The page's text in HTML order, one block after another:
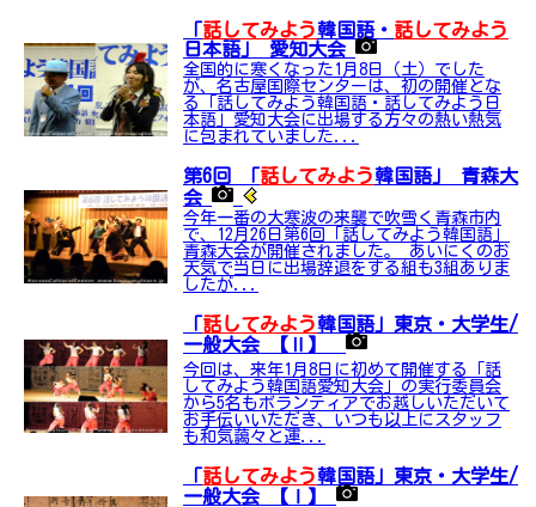
「話してみよう韓国語・ 話してみよう
日本語」 愛知大会
全国的に寒くなった1月8日（土）でした
が、名古屋国際センターは、初の開催とな
る「話してみよう韓国語・話してみよう日
本語」愛知大会に出場する方々の熱い熱気
に包まれていました...
第6回 「話してみよう韓国語」 青森大
会
今年一番の大寒波の来襲で吹雪く青森市内
で、12月26日第6回「話してみよう韓国語」
青森大会が開催されました。 あいにくのお
天気で当日に出場辞退をする組も3組ありま
したが...
「話してみよう韓国語」東京・大学生/
一般大会 【Ⅱ】
今回は、来年1月8日に初めて開催する「話
してみよう韓国語愛知大会」の実行委員会
から5名もボランティアでお越しいただいて
お手伝いいただき、いつも以上にスタッフ
も和気藹々と運...
「話してみよう韓国語」東京・大学生/
一般大会 【Ⅰ】